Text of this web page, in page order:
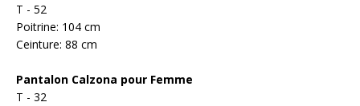
T - 52
Poitrine: 104 cm
Ceinture: 88 cm
Pantalon Calzona pour Femme
T - 32